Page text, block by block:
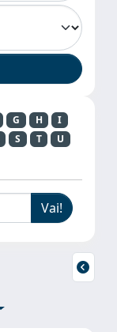
G H
I
S T
U